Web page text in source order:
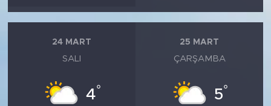
24 MART
SALI
4°
25 MART
ÇARŞAMBA
5°